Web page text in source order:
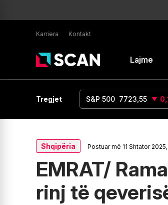
Karriera Kontakt
Lajme
Tregjet
1,15 0% S&P 500 7723,55
Shqipëria Postuar më 11 Shtator
EMRAT/
rinj të